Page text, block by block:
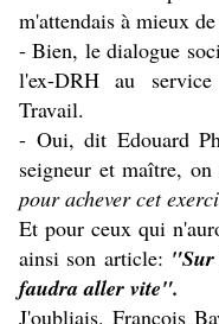
m'attendais à mieux
- Bien, le dialogue
l'ex-DRH au
Travail.
- Oui, dit Edouard
seigneur et maître,
pour achever cet
Et pour ceux qui
ainsi son article:
faudra aller vite".
J'oubliais. François